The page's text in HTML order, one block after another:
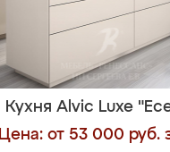
Кухня Alvic Luxe
Цена: от 53 000 руб.